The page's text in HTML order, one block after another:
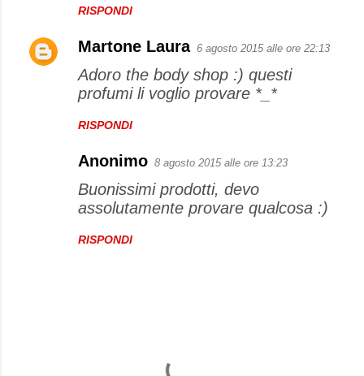
RISPONDI
Martone Laura 6 agosto 2015 alle ore 22:13
Adoro the body shop :) questi
profumi li voglio provare *_*
RISPONDI
Anonimo 8 agosto 2015 alle ore 13:23
Buonissimi prodotti, devo
assolutamente provare qualcosa :)
RISPONDI